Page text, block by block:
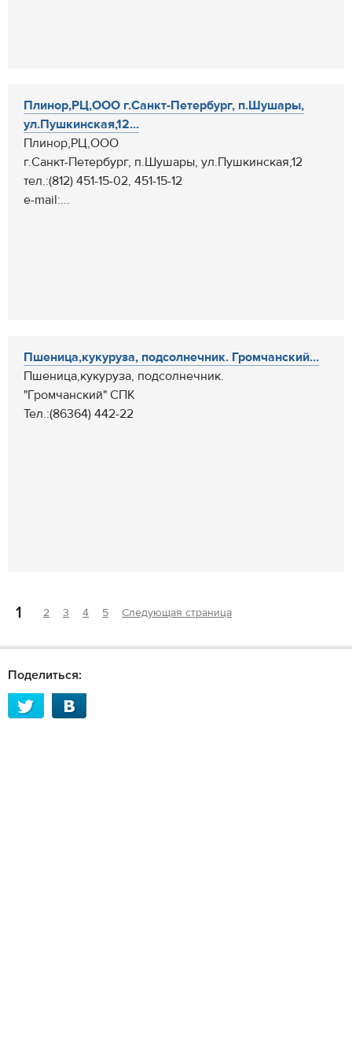
Плинор,РЦ,ООО г.Санкт-Петербург, п.Шушары,
ул.Пушкинская,12...
Плинор,РЦ,ООО
г.Санкт-Петербург, п.Шушары, ул.Пушкинская,12
тел.:(812) 451-15-02, 451-15-12
e-mail:...
Пшеница,кукуруза, подсолнечник. Громчанский...
Пшеница,кукуруза, подсолнечник.
"Громчанский" СПК
Тел.:(86364) 442-22
1 2 3 4 5 Следующая страница
Поделиться: